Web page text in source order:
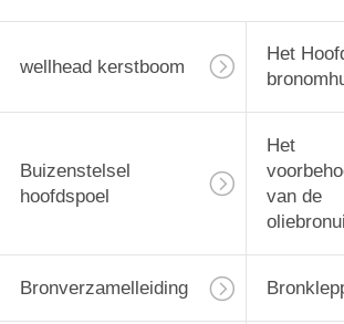
wellhead kerstboom
Het
Buizenstelsel
hoofdspoel
Het
van de
Bronverzamelleiding